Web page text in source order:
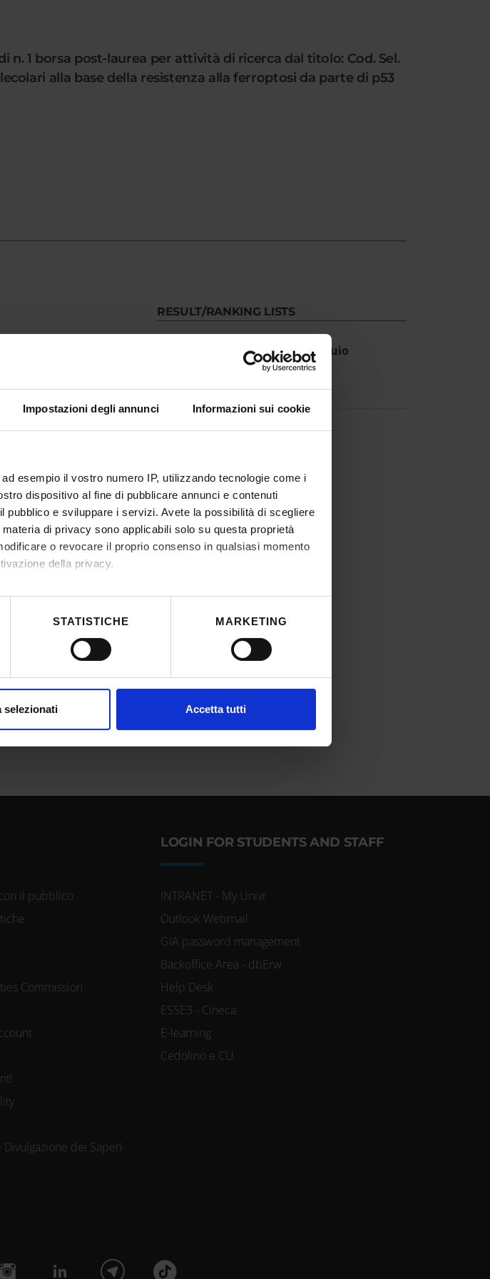
Impostazioni degli annunci Informazioni sui cookie
esempio il vostro numero IP, utilizzando tecnologie come i
dispositivo al fine di pubblicare annunci e contenuti
e sviluppare i servizi. Avete la possibilità di scegliere
di privacy sono applicabili solo su questa proprietà
o revocare il proprio consenso in qualsiasi momento
della privacy.
un'approssimazione di qualche metro,
le tue preferenze nella
sezione dettagli . Puoi
per fornire funzionalità dei social media e per analizzare il
STATISTICHE MARKETING
selezionati Accetta tutti
1 borsa post-laurea per attività di ricerca dal titolo: Cod. Sel.
alla base della resistenza alla ferroptosi da parte di p53
RESULT/RANKING LISTS
graduatoria ammessi al colloquio
graduatoria FINALE
il pubblico
Commission
Divulgazione dei Saperi
LOGIN FOR STUDENTS AND STAFF
INTRANET - My Univr
Outlook Webmail
GIA password management
Backoffice Area - dbErw
Help Desk
ESSE3 - Cineca
E-learning
Cedolino e CU